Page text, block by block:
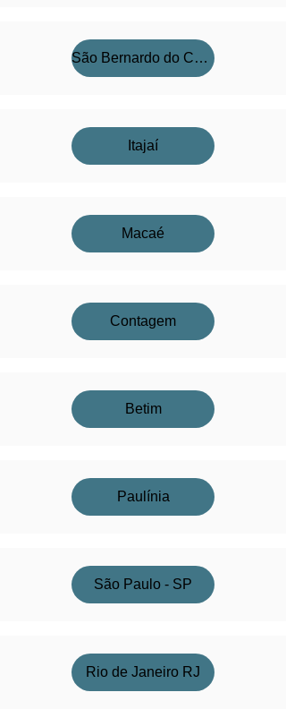
São Bernardo do Campo
Itajaí
Macaé
Contagem
Betim
Paulínia
São Paulo - SP
Rio de Janeiro RJ